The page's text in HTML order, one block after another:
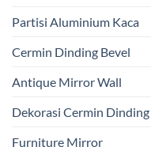
Partisi Aluminium Kaca
Cermin Dinding Bevel
Antique Mirror Wall
Dekorasi Cermin Dinding
Furniture Mirror